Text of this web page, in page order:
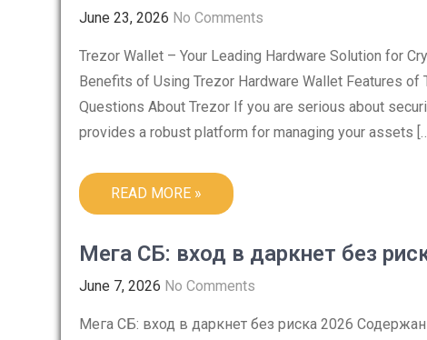
June 23, 2026 No Comments
Trezor Wallet – Your Leading Hardware Solution for
Benefits of Using Trezor Hardware Wallet Features
Questions About Trezor If you are serious about
provides a robust platform for managing your assets
READ MORE »
Мега СБ: вход в даркнет без
June 7, 2026 No Comments
Мега СБ: вход в даркнет без риска 2026